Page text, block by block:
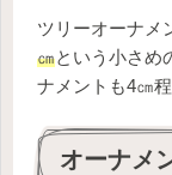
ツリーオーナメ
㎝という小さめ
ナメントも4㎝
オーナメ